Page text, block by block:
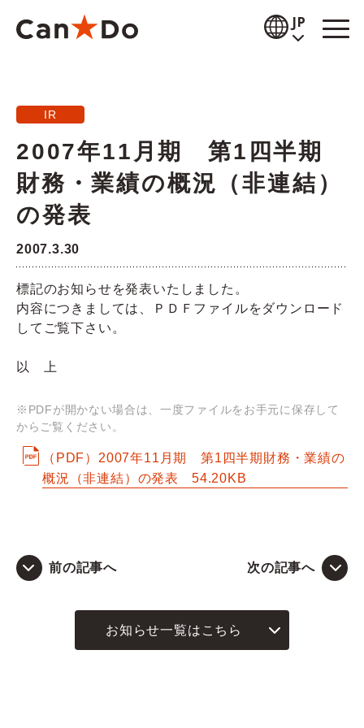
JP
お知らせ
商品情報
店舗検索
採用情報
企業情報
IR情報
Q&A
IR
2007年11月期 第1四半期
財務・業績の概況（非連結）
の発表
2007.3.30
標記のお知らせを発表いたしました。
内容につきましては、ＰＤＦファイルをダウンロード
してご覧下さい。
以 上
※PDFが開かない場合は、一度ファイルをお手元に保存して
からご覧ください。
（PDF）2007年11月期 第1四半期財務・業績の
概況（非連結）の発表
54.20KB
前の記事へ 次の記事へ
お知らせ一覧はこちら